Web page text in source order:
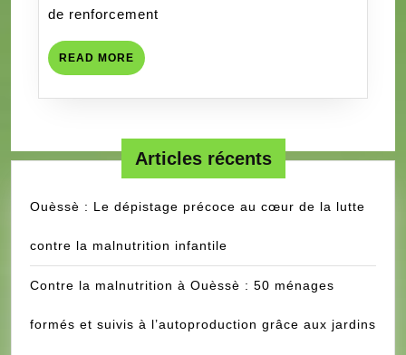
L’ENFANT
de renforcement
READ MORE READ
MORE
Articles récents
Ouèssè : Le dépistage précoce au cœur de la lutte
contre la malnutrition infantile
Contre la malnutrition à Ouèssè : 50 ménages
formés et suivis à l’autoproduction grâce aux jardins